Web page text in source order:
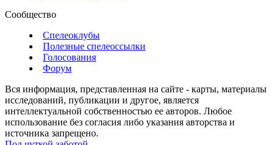
Сообщество
Спелеоклубы
Полезные спелеоссылки
Голосования
Форум
Вся информация, представленная на сайте - карты, материалы
исследований, публикации и другое, является
интеллектуальной собственностью ее авторов. Любое
использование без согласия либо указания авторства и
источника запрещено.